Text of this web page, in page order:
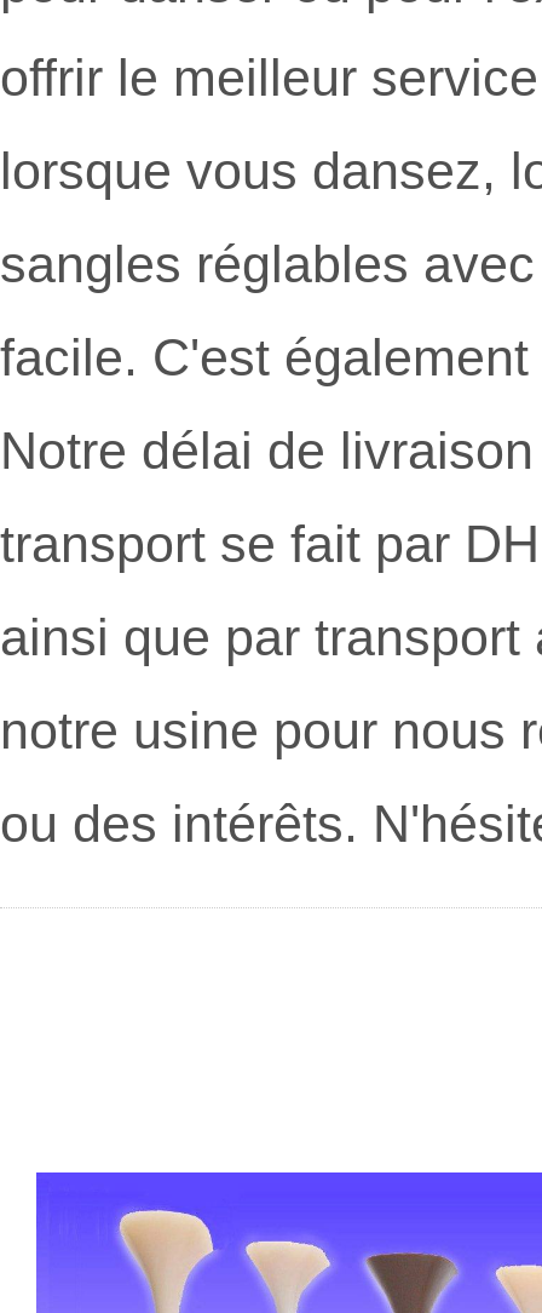
offrir le meilleur
lorsque vous dansez,
sangles réglables
facile. C'est
Notre délai de
transport se fait par
ainsi que par
notre usine pour nous
ou des intérêts.